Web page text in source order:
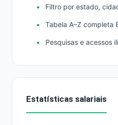
Filtro por estado,
Tabela A–Z completa
Pesquisas e acessos
Estatísticas salariais